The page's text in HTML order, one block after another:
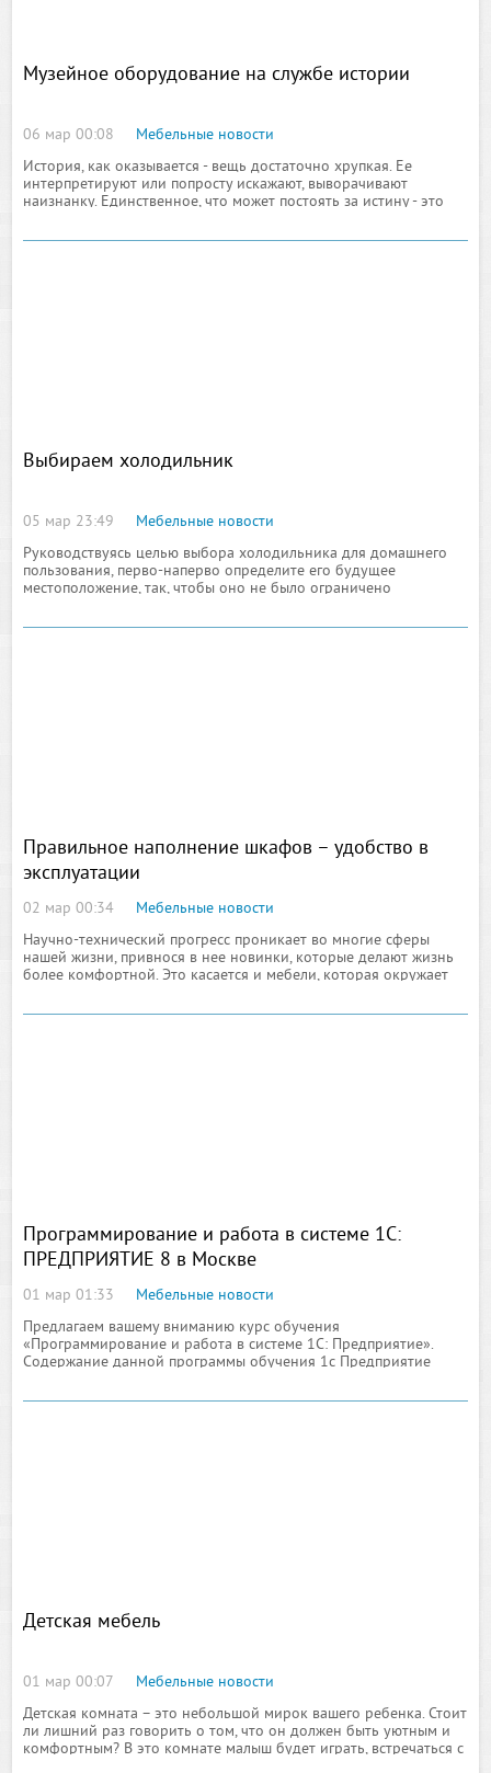
Музейное оборудование на службе истории
06 мар 00:08
Мебельные новости
История, как оказывается - вещь достаточно хрупкая. Ее
интерпретируют или попросту искажают, выворачивают
наизнанку. Единственное, что может постоять за истину - это
Выбираем холодильник
05 мар 23:49
Мебельные новости
Руководствуясь целью выбора холодильника для домашнего
пользования, перво-наперво определите его будущее
местоположение, так, чтобы оно не было ограничено
это кухня, ведь именно здесь мы готовим
Правильное наполнение шкафов – удобство в
эксплуатации
02 мар 00:34
Мебельные новости
Научно-технический прогресс проникает во многие сферы
нашей жизни, привнося в нее новинки, которые делают жизнь
более комфортной. Это касается и мебели, которая окружает
Программирование и работа в системе 1С:
ПРЕДПРИЯТИЕ 8 в Москве
01 мар 01:33
Мебельные новости
Предлагаем вашему вниманию курс обучения
«Программирование и работа в системе 1С: Предприятие».
Содержание данной программы обучения 1с Предприятие
программирования
Детская мебель
01 мар 00:07
Мебельные новости
Детская комната – это небольшой мирок вашего ребенка. Стоит
ли лишний раз говорить о том, что он должен быть уютным и
комфортным? В это комнате малыш будет играть, встречаться с